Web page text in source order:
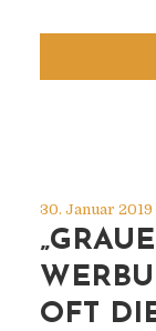
30. Januar 2019
OFT